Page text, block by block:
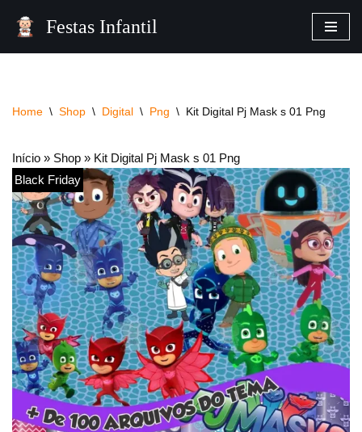
Festas Infantil
Home \ Shop \ Digital \ Png \ Kit Digital Pj Mask s 01 Png
Início » Shop » Kit Digital Pj Mask s 01 Png
Black Friday